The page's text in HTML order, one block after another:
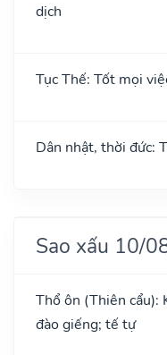
dịch
Tục Thế: Tốt mọi
Dân nhật, thời đức:
Sao xấu 10/
Thổ ôn (Thiên cẩu):
đào giếng; tế tự